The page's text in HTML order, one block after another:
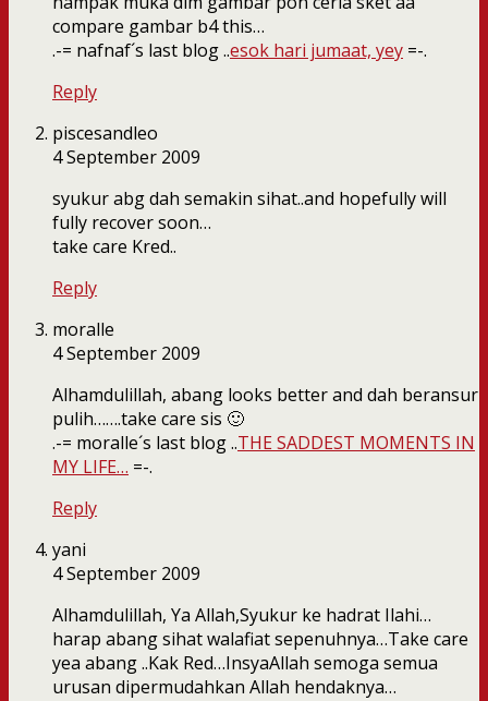
compare gambar b4 this…
.-= nafnaf´s last blog ..esok hari jumaat, yey =-.
Reply
piscesandleo
4 September 2009
syukur abg dah semakin sihat..and hopefully will
fully recover soon…
take care Kred..
Reply
moralle
4 September 2009
Alhamdulillah, abang looks better and dah beransur
pulih…….take care sis 🙂
.-= moralle´s last blog ..THE SADDEST MOMENTS IN
MY LIFE… =-.
Reply
yani
4 September 2009
Alhamdulillah, Ya Allah,Syukur ke hadrat Ilahi…
harap abang sihat walafiat sepenuhnya…Take care
yea abang ..Kak Red…InsyaAllah semoga semua
urusan dipermudahkan Allah hendaknya…